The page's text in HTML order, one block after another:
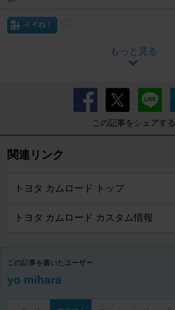
イイね！
もっと見る
この記事をシェアする
関連リンク
トヨタ カムロード トップ
トヨタ カムロード カスタム情報
この記事を書いたユーザー
yo mihara